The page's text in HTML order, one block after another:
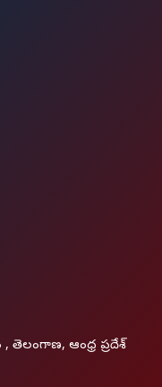
, తెలంగాణ, ఆంధ్ర ప్రదేశ్